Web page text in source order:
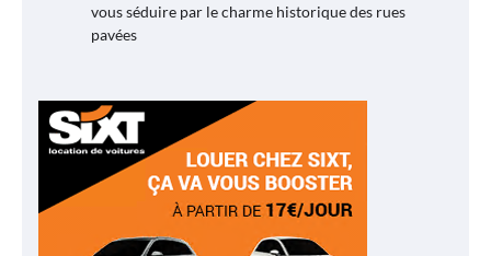
vous séduire par le charme historique des rues
pavées